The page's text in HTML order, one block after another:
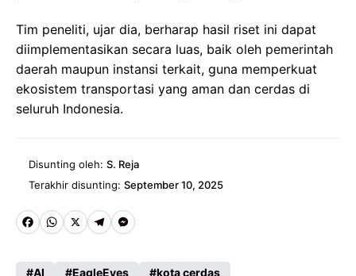
Tim peneliti, ujar dia, berharap hasil riset ini dapat
diimplementasikan secara luas, baik oleh pemerintah
daerah maupun instansi terkait, guna memperkuat
ekosistem transportasi yang aman dan cerdas di
seluruh Indonesia.
Disunting oleh: S. Reja
Terakhir disunting: September 10, 2025
Fa W
X
Te M
AI EagleEyes kota cerdas